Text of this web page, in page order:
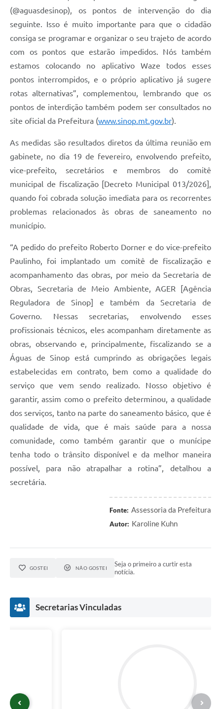
(@aguasdesinop), os pontos de intervenção do dia
seguinte. Isso é muito importante para que o cidadão
consiga se programar e organizar o seu trajeto de acordo
com os pontos que estarão impedidos. Nós também
estamos colocando no aplicativo Waze todos esses
pontos interrompidos, e o próprio aplicativo já sugere
rotas alternativas”, complementou, lembrando que os
pontos de interdição também podem ser consultados no
site oficial da Prefeitura (www.sinop.mt.gov.br).
As medidas são resultados diretos da última reunião em
gabinete, no dia 19 de fevereiro, envolvendo prefeito,
vice-prefeito, secretários e membros do comitê
municipal de fiscalização [Decreto Municipal 013/2026],
quando foi cobrada solução imediata para os recorrentes
problemas relacionados às obras de saneamento no
município.
“A pedido do prefeito Roberto Dorner e do vice-prefeito
Paulinho, foi implantado um comitê de fiscalização e
acompanhamento das obras, por meio da Secretaria de
Obras, Secretaria de Meio Ambiente, AGER [Agência
Reguladora de Sinop] e também da Secretaria de
Governo. Nessas secretarias, envolvendo esses
profissionais técnicos, eles acompanham diretamente as
obras, observando e, principalmente, fiscalizando se a
Águas de Sinop está cumprindo as obrigações legais
estabelecidas em contrato, bem como a qualidade do
serviço que vem sendo realizado. Nosso objetivo é
garantir, assim como o prefeito determinou, a qualidade
dos serviços, tanto na parte do saneamento básico, que é
qualidade de vida, que é mais saúde para a nossa
comunidade, como também garantir que o munícipe
tenha todo o trânsito disponível e da melhor maneira
possível, para não atrapalhar a rotina”, detalhou a
secretária.
Fonte: Assessoria da Prefeitura
Autor: Karoline Kuhn
GOSTEI NÃO GOSTEI
Seja o primeiro a curtir esta
notícia.
Secretarias Vinculadas